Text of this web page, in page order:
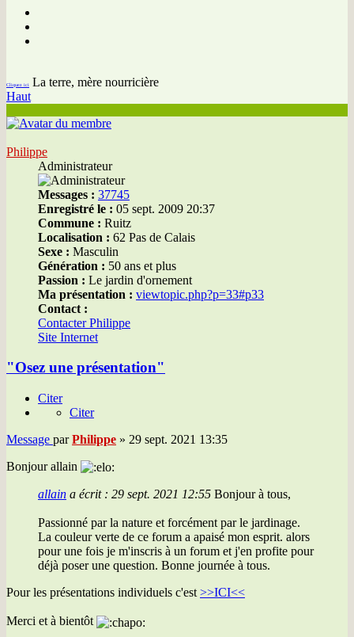
Cliquez ici
La terre, mère nourricière
Haut
Philippe
Administrateur
Messages : 37745
Enregistré le : 05 sept. 2009 20:37
Commune : Ruitz
Localisation : 62 Pas de Calais
Sexe : Masculin
Génération : 50 ans et plus
Passion : Le jardin d'ornement
Ma présentation : viewtopic.php?p=33#p33
Contact :
Contacter Philippe
Site Internet
"Osez une présentation"
Citer
Citer
Message parPhilippe » 29 sept. 2021 13:35
Bonjour allain
allain a écrit : 29 sept. 2021 12:55 Bonjour à tous,
Passionné par la nature et forcément par le jardinage.
La couleur verte de ce forum a apaisé mon esprit. alors
pour une fois je m'inscris à un forum et j'en profite pour
déjà poser une question. Bonne journée à tous.
Pour les présentations individuels c'est >>ICI<<
Merci et à bientôt